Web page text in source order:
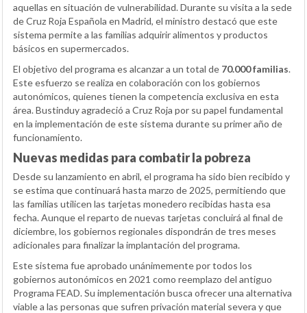
aquellas en situación de vulnerabilidad. Durante su visita a la sede
de Cruz Roja Española en Madrid, el ministro destacó que este
sistema permite a las familias adquirir alimentos y productos
básicos en supermercados.
El objetivo del programa es alcanzar a un total de 70.000 familias.
Este esfuerzo se realiza en colaboración con los gobiernos
autonómicos, quienes tienen la competencia exclusiva en esta
área. Bustinduy agradeció a Cruz Roja por su papel fundamental
en la implementación de este sistema durante su primer año de
funcionamiento.
Nuevas medidas para combatir la pobreza
Desde su lanzamiento en abril, el programa ha sido bien recibido y
se estima que continuará hasta marzo de 2025, permitiendo que
las familias utilicen las tarjetas monedero recibidas hasta esa
fecha. Aunque el reparto de nuevas tarjetas concluirá al final de
diciembre, los gobiernos regionales dispondrán de tres meses
adicionales para finalizar la implantación del programa.
Este sistema fue aprobado unánimemente por todos los
gobiernos autonómicos en 2021 como reemplazo del antiguo
Programa FEAD. Su implementación busca ofrecer una alternativa
viable a las personas que sufren privación material severa y que